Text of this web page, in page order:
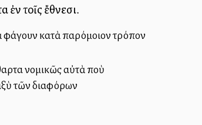
ἐν τοῖς ἔθνεσι.
φάγουν κατὰ παρόμοιον τρόπον
νομικῶς αὐτὰ ποὺ
τῶν διαφόρων